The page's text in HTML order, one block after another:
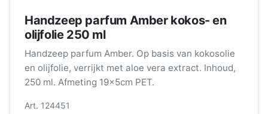
Handzeep parfum Amber kokos- en
olijfolie 250 ml
Handzeep parfum Amber. Op basis van kokosolie
en olijfolie, verrijkt met aloe vera extract. Inhoud,
250 ml. Afmeting 19x5cm PET.
Art. 124451